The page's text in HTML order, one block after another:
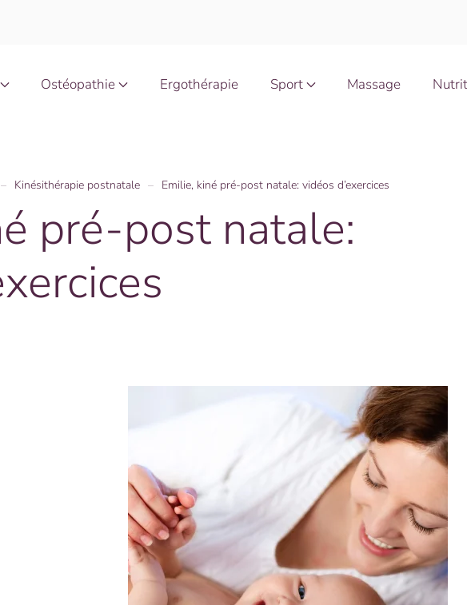
Ostéopathie Ergothérapie Sport Massage
Kinésithérapie postnatale Emilie, kiné pré-post natale: vidéos d’exercices
pré-post natale: